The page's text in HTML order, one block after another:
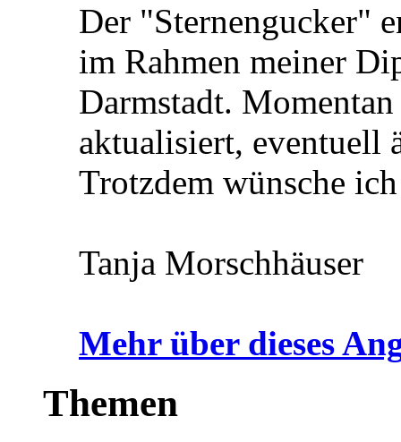
Der "Sternengucker"
im Rahmen meiner
Darmstadt.
aktualisiert, eventuell
Trotzdem wünsche
Tanja Morschhäuser
Mehr über dieses
Themen